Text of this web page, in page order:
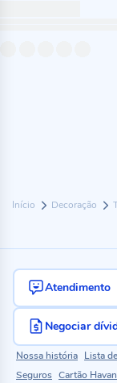
Início Decoração
Atendimento
Negociar
Nossa história Lista
Seguros Cartão Havan